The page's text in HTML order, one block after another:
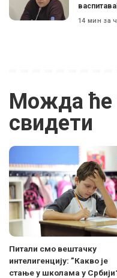
14 мин за
Можда ће
свидети
Питали смо вештачку
интелигенцију: ”Какво је
стање у школама у